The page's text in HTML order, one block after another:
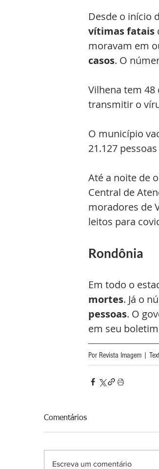
Desde o início
vítimas fatais
moravam em
casos. O
Vilhena tem 48
transmitir o
O município
21.127
Até a noite de
Central de
moradores de
leitos para
Rondônia
Em todo o
mortes. Já o
pessoas. O
em seu
Por Revista Imagem |
Comentários
Escreva um comentário